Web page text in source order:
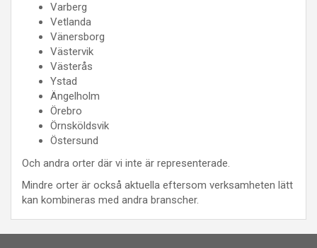
Varberg
Vetlanda
Vänersborg
Västervik
Västerås
Ystad
Ängelholm
Örebro
Örnsköldsvik
Östersund
Och andra orter där vi inte är representerade.
Mindre orter är också aktuella eftersom verksamheten lätt
kan kombineras med andra branscher.